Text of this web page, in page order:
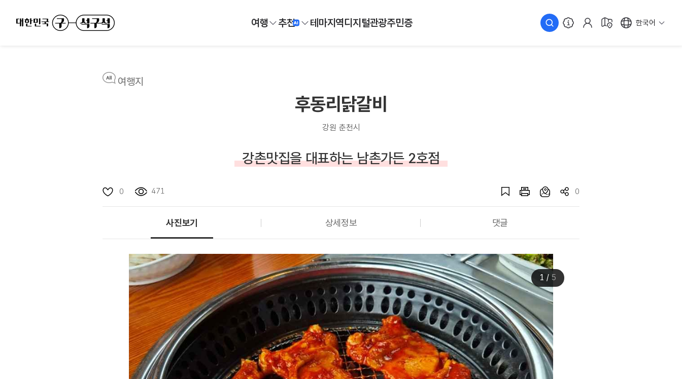
여행 추천 테마지역디지털관광주민증 한국어
여행지
후동리닭갈비
강원 춘천시
강촌맛집을 대표하는 남촌가든 2호점
0 471 0
사진보기 상세정보 댓글
1 / 5